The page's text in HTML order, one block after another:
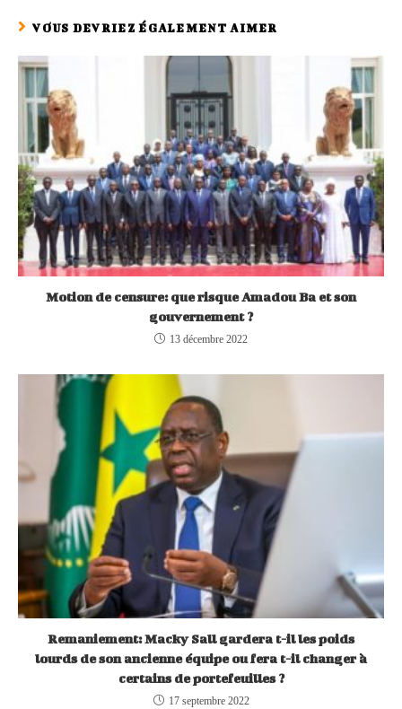
VOUS DEVRIEZ ÉGALEMENT AIMER
Motion de censure: que risque Amadou Ba et son
gouvernement ?
13 décembre 2022
Remaniement: Macky Sall gardera t-il les poids
lourds de son ancienne équipe ou fera t-il changer à
certains de portefeuilles ?
17 septembre 2022